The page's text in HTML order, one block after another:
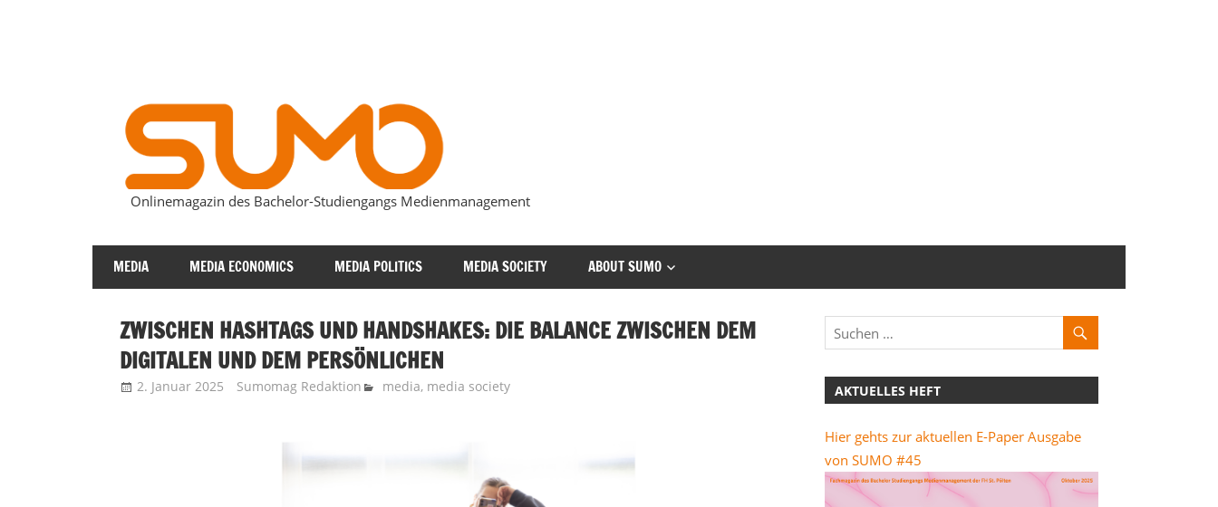
SUMOmag
Onlinemagazin des Bachelor-Studiengangs Medienmanagement
MEDIA MEDIA ECONOMICS MEDIA POLITICS MEDIA SOCIETY ABOUT SUMO
ZWISCHEN HASHTAGS UND HANDSHAKES: DIE BALANCE ZWISCHEN DEM
DIGITALEN UND DEM PERSÖNLICHEN
2. Januar 2025 Sumomag Redaktion media, media society AKTUELLES HEFT
Hier gehts zur aktuellen E-Paper Ausgabe
von SUMO #45